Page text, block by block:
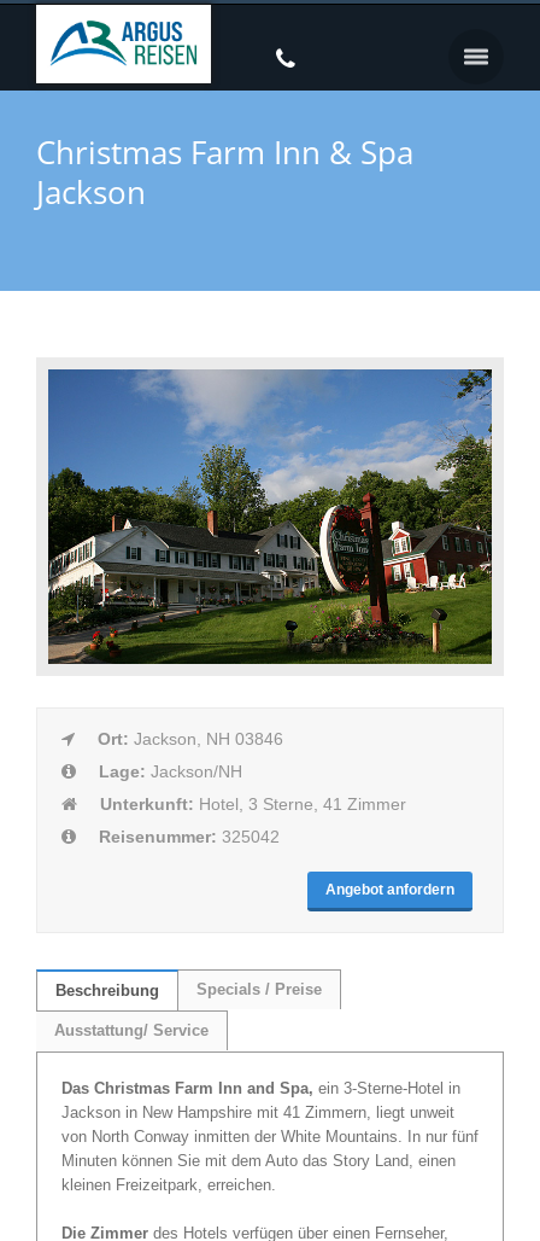
Christmas Farm Inn & Spa
Jackson
Ort: Jackson, NH 03846
Lage: Jackson/NH
Unterkunft: Hotel, 3 Sterne, 41 Zimmer
Reisenummer: 325042
Angebot anfordern
Beschreibung Specials / Preise
Ausstattung/ Service
Das Christmas Farm Inn and Spa, ein 3-Sterne-Hotel in
Jackson in New Hampshire mit 41 Zimmern, liegt unweit
von North Conway inmitten der White Mountains. In nur fünf
Minuten können Sie mit dem Auto das Story Land, einen
kleinen Freizeitpark, erreichen.
Die Zimmer des Hotels verfügen über einen Fernseher,